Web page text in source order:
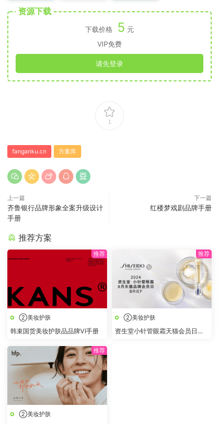
资源下载
下载价格 5 元
VIP免费
请先登录
1
fanganku.cn 方案库
上一篇
齐鲁银行品牌形象全案升级设计
手册
下一篇
红楼梦戏剧品牌手册
推荐方案
②美妆护肤
韩束国货美妆护肤品品牌VI手册
②美妆护肤
资生堂小针管眼霜天猫会员日
②美妆护肤